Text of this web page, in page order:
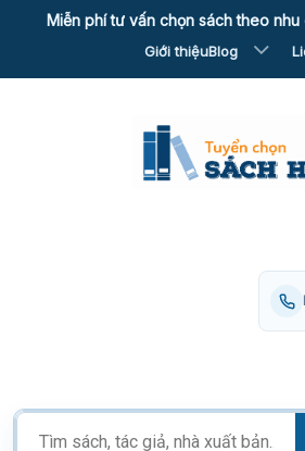
Miễn phí tư vấn chọn sách theo
Giới thiệuBlog
Tìm
kiếm